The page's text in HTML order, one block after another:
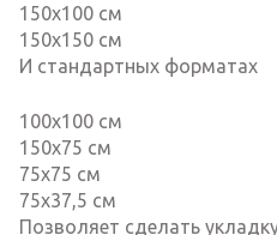
150х100 см
150х150 см
И стандартных форматах
100х100 см
150х75 см
75х75 см
75х37,5 см
Позволяет сделать